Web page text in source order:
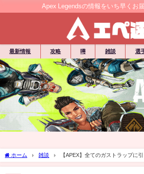
Apex Legendsの情報をいち早くお
最新情報 攻略 噂 雑談 選
ホーム 雑談 【APEX】全てのガストラップに